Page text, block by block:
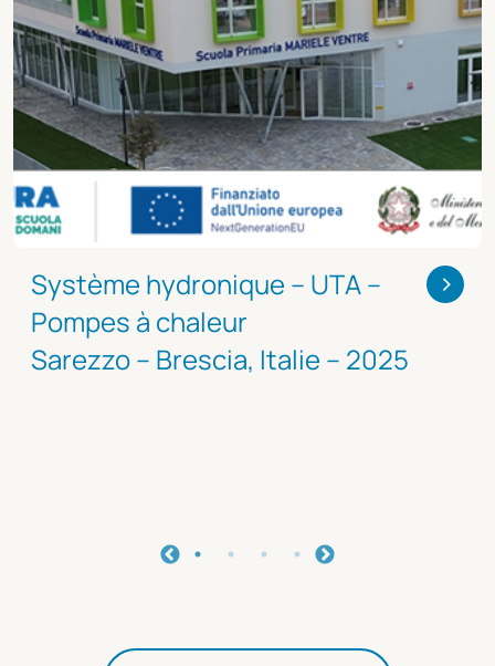
Système hydronique – UTA –
Pompes à chaleur
Sarezzo – Brescia, Italie – 2025
>